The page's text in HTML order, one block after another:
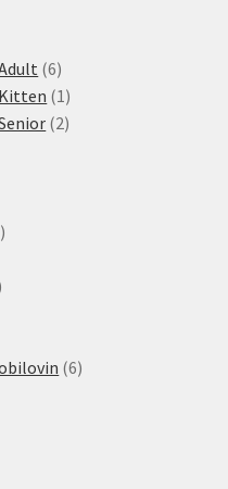
66
produktů
1 1
produkt
22
13
66